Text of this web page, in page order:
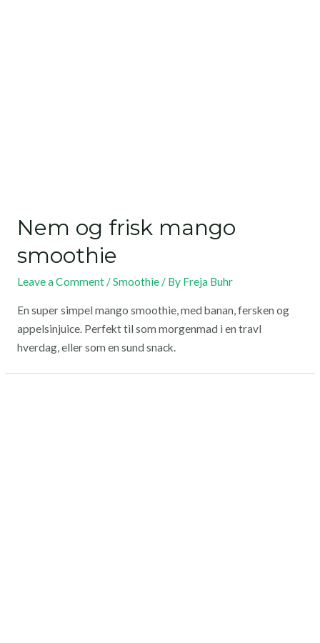
Nem og frisk mango
smoothie
Leave a Comment /Smoothie/ By Freja Buhr
En super simpel mango smoothie, med banan, fersken og
appelsinjuice. Perfekt til som morgenmad i en travl
hverdag, eller som en sund snack.